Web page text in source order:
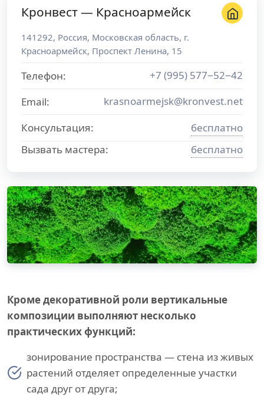
Кронвест — Красноармейск
141292, Россия, Московская область, г.
Красноармейск, Проспект Ленина, 15
Телефон:
+7 (995) 577−52−42
Email:
krasnoarmejsk@kronvest.net
Консультация:
бесплатно
Вызвать мастера:
бесплатно
Кроме декоративной роли вертикальные
композиции выполняют несколько
практических функций:
зонирование пространства — стена из живых
растений отделяет определенные участки
сада друг от друга;